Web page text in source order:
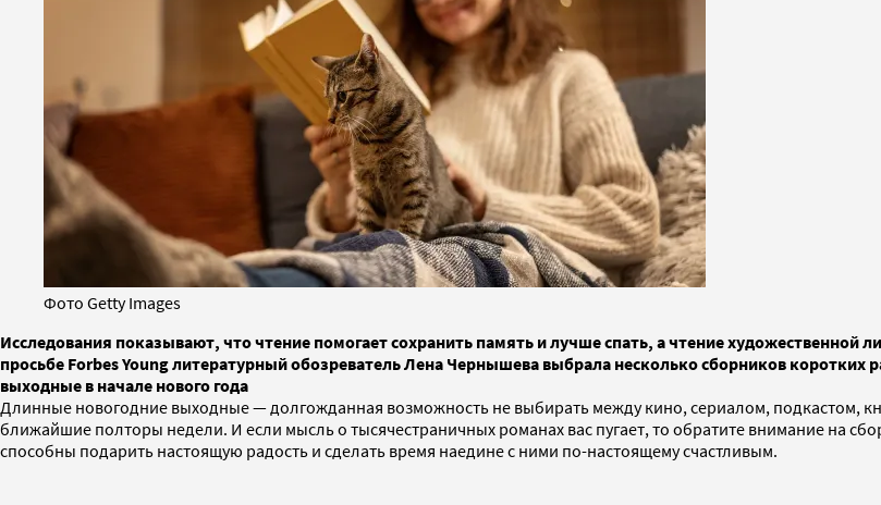
Фото Getty Images
Исследования показывают, что чтение помогает сохранить память и лучше спать, а чтение
просьбе Forbes Young литературный обозреватель Лена Чернышева выбрала несколько сборников коротких
выходные в начале нового года
Длинные новогодние выходные — долгожданная возможность не выбирать между кино, сериалом, подкастом,
ближайшие полторы недели. И если мысль о тысячестраничных романах вас пугает, то обратите внимание на
способны подарить настоящую радость и сделать время наедине с ними по-настоящему счастливым.